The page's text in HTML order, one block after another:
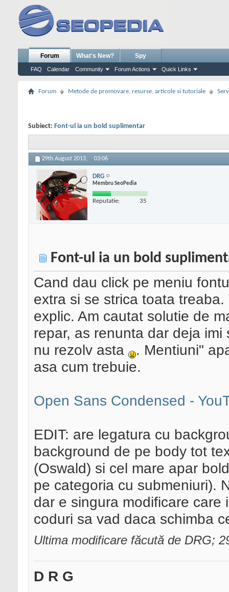
Forum
FAQ Calendar Community Forum Actions Quick Links
What's New? Spy
Forum Metode de promovare, resurse, articole si tutoriale
Subiect: Font-ul ia un bold suplimentar
29th August 2013, 03:06
DRG
Membru SeoPedia
Reputatie: 35
Font-ul ia un bold
Cand dau click pe meniu
extra si se strica toata
explic. Am cautat solutie de
repar, as renunta dar deja
nu rezolv asta
. Mentiuni"
asa cum trebuie.
Open Sans Condensed -
EDIT: are legatura cu
background de pe body tot
(Oswald) si cel mare apar
pe categoria cu submeniuri).
dar e singura modificare
coduri sa vad daca schimba
Ultima modificare făcută de DRG;
D R G